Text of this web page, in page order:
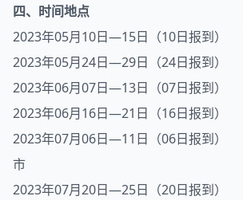
四、时间地点
2023年05月10日—15日（10日报到）
2023年05月24日—29日（24日报到）
2023年06月07日—13日（07日报到）
2023年06月16日—21日（16日报到）
2023年07月06日—11日（06日报到）
市
2023年07月20日—25日（20日报到）